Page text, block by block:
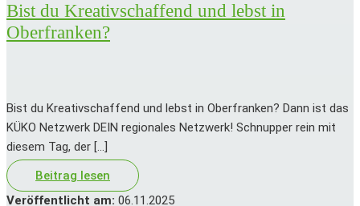
Bist du Kreativschaffend und lebst in
Oberfranken?
Bist du Kreativschaffend und lebst in Oberfranken? Dann ist das
KÜKO Netzwerk DEIN regionales Netzwerk! Schnupper rein mit
diesem Tag, der […]
Beitrag lesen
Veröffentlicht am: 06.11.2025